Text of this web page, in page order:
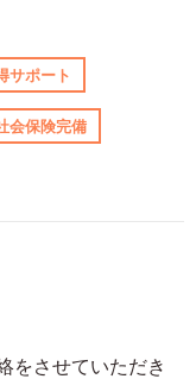
サポート
会保険完備
をさせていただき